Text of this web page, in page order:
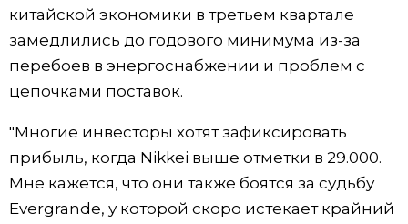
китайской экономики в третьем квартале
замедлились до годового минимума из-за
перебоев в энергоснабжении и проблем с
цепочками поставок.
"Многие инвесторы хотят зафиксировать
прибыль, когда Nikkei выше отметки в 29.000.
Мне кажется, что они также боятся за судьбу
Evergrande, у которой скоро истекает крайний